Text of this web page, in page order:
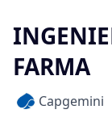
FARMA
Capgemini